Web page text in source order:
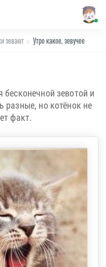
зевают Утро какое, зевучее
зевотой и
разные, но котёнок не
факт.